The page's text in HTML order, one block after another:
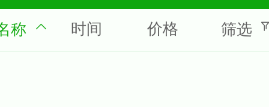
称 时间 价格 筛选